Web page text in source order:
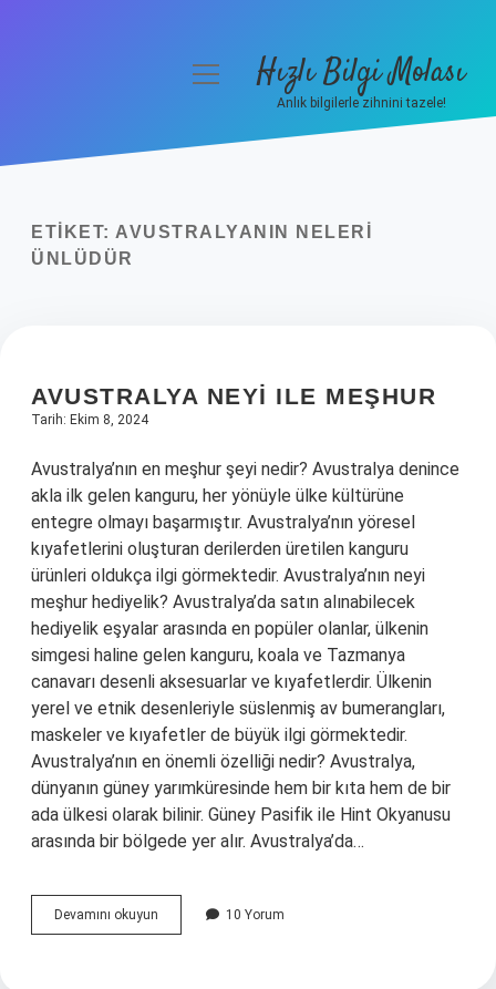
Yasal Uyarı
menüyüHızlı Bilgi Molası
Anlık bilgilerle zihnini tazele!
ETIKET: AVUSTRALYANIN NELERI
ÜNLÜDÜR
AVUSTRALYA NEYI ILE MEŞHUR
Tarih: Ekim 8, 2024
Avustralya’nın en meşhur şeyi nedir? Avustralya denince
akla ilk gelen kanguru, her yönüyle ülke kültürüne
entegre olmayı başarmıştır. Avustralya’nın yöresel
kıyafetlerini oluşturan derilerden üretilen kanguru
ürünleri oldukça ilgi görmektedir. Avustralya’nın neyi
meşhur hediyelik? Avustralya’da satın alınabilecek
hediyelik eşyalar arasında en popüler olanlar, ülkenin
simgesi haline gelen kanguru, koala ve Tazmanya
canavarı desenli aksesuarlar ve kıyafetlerdir. Ülkenin
yerel ve etnik desenleriyle süslenmiş av bumerangları,
maskeler ve kıyafetler de büyük ilgi görmektedir.
Avustralya’nın en önemli özelliği nedir? Avustralya,
dünyanın güney yarımküresinde hem bir kıta hem de bir
ada ülkesi olarak bilinir. Güney Pasifik ile Hint Okyanusu
arasında bir bölgede yer alır. Avustralya’da…
Devamını okuyun Avustralya
Neyi
10 Yorum